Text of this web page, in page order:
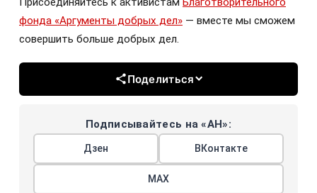
фонда «Аргументы добрых дел» — вместе мы сможем
совершить больше добрых дел.
Поделиться
Подписывайтесь на «АН»:
Дзен ВКонтакте
МАХ